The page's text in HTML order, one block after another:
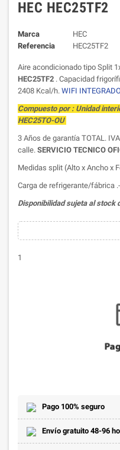
HEC HEC25TF2
Marca
HEC
Referencia
HEC25TF2
Aire acondicionado tipo Split
HEC25TF2 . Capacidad
2408 Kcal/h. WIFI
Compuesto por : Unidad
HEC25TO-OU
3 Años de garantía TOTAL.
calle. SERVICIO TECNICO
Medidas split (Alto x Ancho x
Carga de refrigerante/fábrica
Disponibilidad sujeta al stock
1
Pago 100% seguro
Envío gratuito 48-96